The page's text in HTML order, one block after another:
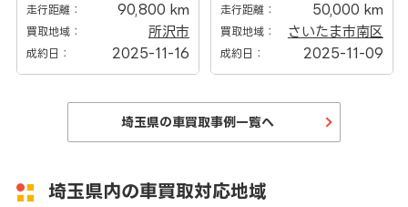
走行距離： 90,800 km
買取地域： 所沢市
成約日： 2025-11-16
走行距離： 50,000 km
買取地域： さいたま市南区
成約日： 2025-11-09
埼玉県の車買取事例一覧へ
埼玉県内の車買取対応地域